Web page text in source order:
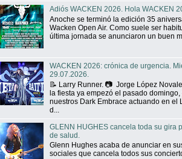
Adiós WACKEN 2026. Hola WACKEN
Anoche se terminó la edición 35
Wacken Open Air. Como suele ser
última jornada se anunciaron un buen
WACKEN 2026: crónica de urgencia.
29.07.2026.
📝 Larry Runner. 📷 Jorge López
la fiesta ya empezó el pasado domingo,
nuestros Dark Embrace actuando en el
d...
GLENN HUGHES cancela toda su gira
de salud.
Glenn Hughes acaba de anunciar en
sociales que cancela todos sus